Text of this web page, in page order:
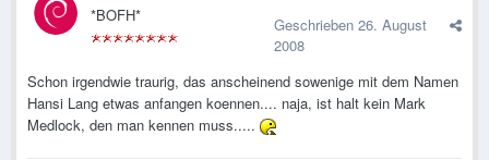
*BOFH* Geschrieben 26. August
2008
Schon irgendwie traurig, das anscheinend sowenige mit dem Namen
Hansi Lang etwas anfangen koennen.... naja, ist halt kein Mark
Medlock, den man kennen muss.....